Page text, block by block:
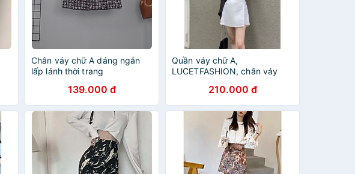
Chân váy chữ A dáng ngắn
lấp lánh thời trang
139.000 đ
Quần váy chữ A,
LUCETFASHION, chân váy
210.000 đ